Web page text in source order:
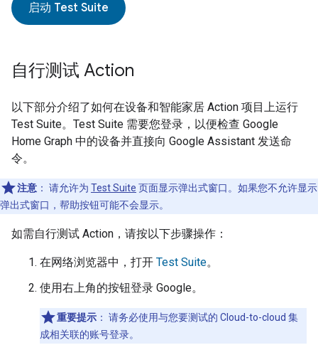
启动 Test Suite
自行测试 Action
以下部分介绍了如何在设备和智能家居 Action 项目上运行
Test Suite。 Test Suite 需要您登录，以便检查 Google
Home Graph 中的设备并直接向 Google Assistant 发送命
令。
注意 ： 请允许为 Test Suite 页面显示弹出式窗口。如果您不允许显示
弹出式窗口，帮助按钮可能不会显示。
如需自行测试 Action，请按以下步骤操作：
在网络浏览器中，打开 Test Suite。
使用右上角的按钮登录 Google。
重要提示 ： 请务必使用与您要测试的 Cloud-to-cloud 集
成相关联的账号登录。